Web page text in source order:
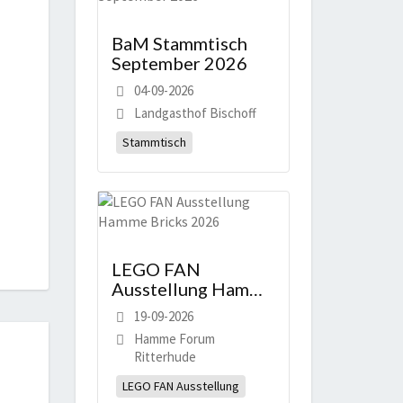
BaM Stammtisch
September 2026
04-09-2026
Landgasthof Bischoff
Stammtisch
LEGO FAN
Ausstellung Hamme
Bricks 2026
19-09-2026
Hamme Forum
Ritterhude
LEGO FAN Ausstellung